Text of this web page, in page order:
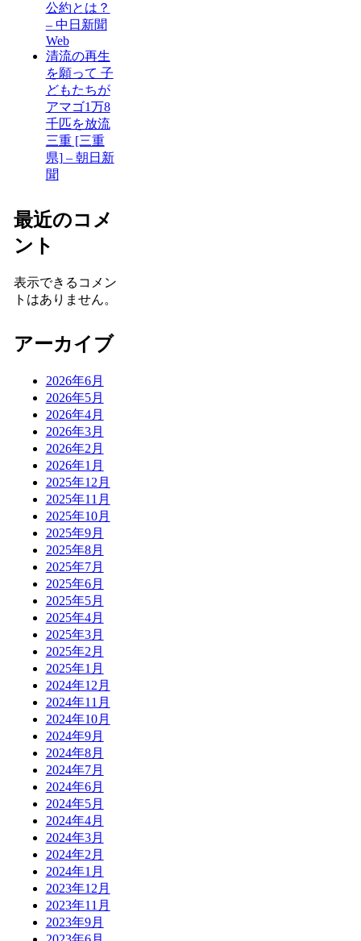
公約とは？
– 中日新聞
Web
清流の再生
を願って 子
どもたちが
アマゴ1万8
千匹を放流
三重 [三重
県] – 朝日新
聞
最近のコメ
ント
表示できるコメン
トはありません。
アーカイブ
2026年6月
2026年5月
2026年4月
2026年3月
2026年2月
2026年1月
2025年12月
2025年11月
2025年10月
2025年9月
2025年8月
2025年7月
2025年6月
2025年5月
2025年4月
2025年3月
2025年2月
2025年1月
2024年12月
2024年11月
2024年10月
2024年9月
2024年8月
2024年7月
2024年6月
2024年5月
2024年4月
2024年3月
2024年2月
2024年1月
2023年12月
2023年11月
2023年9月